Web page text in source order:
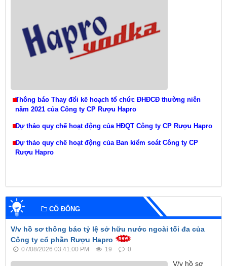
Thông báo Thay đổi kế hoạch tổ chức ĐHĐCĐ thường niên
năm 2021 của Công ty CP Rượu Hapro
Dự thảo quy chế hoạt động của HĐQT Công ty CP Rượu Hapro
Dự thảo quy chế hoạt động của Ban kiểm soát Công ty CP
Rượu Hapro
CỔ ĐÔNG
V/v hồ sơ thông báo tỷ lệ sở hữu nước ngoài tối đa của
Công ty cổ phần Rượu Hapro
07/08/2026 03:41:00 PM 19 0
V/v hồ sơ